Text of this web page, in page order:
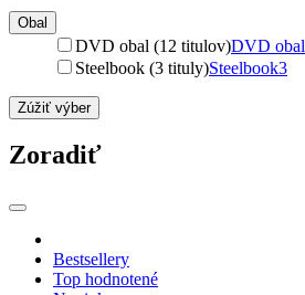
Obal
DVD obal (12 titulov)DVD obal
Steelbook (3 tituly)Steelbook3
Zúžiť výber
Zoradiť
Bestsellery
Top hodnotené